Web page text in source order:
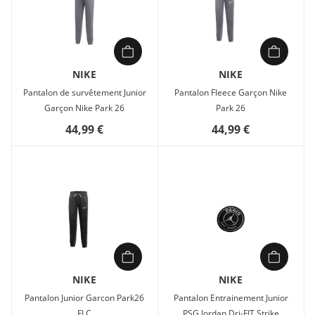
NIKE
Pantalon de survêtement Junior
Garçon Nike Park 26
44,99 €
NIKE
Pantalon Fleece Garçon Nike
Park 26
44,99 €
NIKE
Pantalon Junior Garcon Park26
NIKE
Pantalon Entrainement Junior